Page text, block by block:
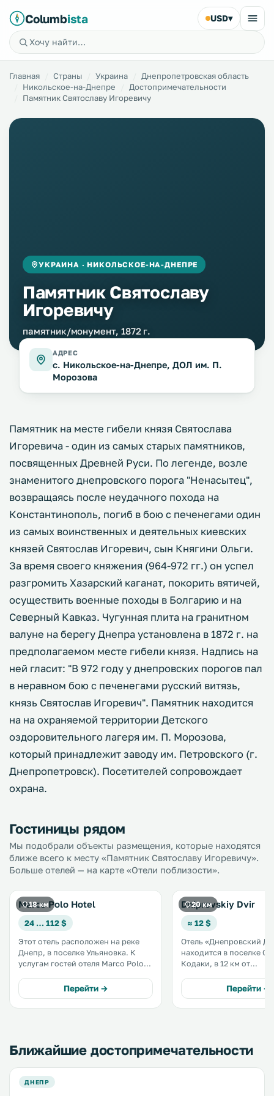
Columbista USD▾
Главная Страны Украина
Днепропетровская область
Никольское-на-Днепре
Достопримечательности
Памятник Святославу Игоревичу
УКРАИНА · НИКОЛЬСКОЕ-НА-ДНЕПРЕ
Памятник Святославу
Игоревичу
памятник/монумент, 1872 г.
АДРЕС
с. Никольское-на-Днепре, ДОЛ им. П.
Морозова
Памятник на месте гибели князя Святослава
Игоревича - один из самых старых памятников,
посвященных Древней Руси. По легенде, возле
знаменитого днепровского порога "Ненасытец",
возвращаясь после неудачного похода на
Константинополь, погиб в бою с печенегами один
из самых воинственных и деятельных киевских
князей Святослав Игоревич, сын Княгини Ольги.
За время своего княжения (964-972 гг.) он успел
разгромить Хазарский каганат, покорить вятичей,
осуществить военные походы в Болгарию и на
Северный Кавказ. Чугунная плита на гранитном
валуне на берегу Днепра установлена в 1872 г. на
предполагаемом месте гибели князя. Надпись на
ней гласит: "В 972 году у днепровских порогов пал
в неравном бою с печенегами русский витязь,
князь Святослав Игоревич". Памятник находится
на на охраняемой территории Детского
оздоровительного лагеря им. П. Морозова,
который принадлежит заводу им. Петровского (г.
Днепропетровск). Посетителей сопровождает
охрана.
Гостиницы рядом
Мы подобрали объекты размещения, которые находятся
ближе всего к месту «Памятник Святославу Игоревичу».
Больше отелей — на карте «Отели поблизости».
18 км
Marco Polo Hotel
24 … 112 $
Этот отель расположен на реке
Днепр, в поселке Ульяновка. К
услугам гостей отеля Marco Polo
сауна, тренажерный зал и
бильярд. .
Перейти →
20 км
Dniprovskiy Dvir
≈ 12 $
Отель «Днепровский
находится в поселке
Кодаки, в 12 км от
гостей
барбекю, терраса для
бесплатная частная
Перейти →
Ближайшие достопримечательности
ДНЕПР